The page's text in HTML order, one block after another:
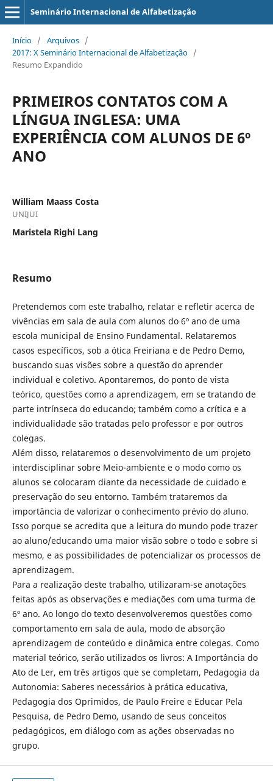
Seminário Internacional de Alfabetização
Início / Arquivos /
2017: X Seminário Internacional de Alfabetização /
Resumo Expandido
PRIMEIROS CONTATOS COM A
LÍNGUA INGLESA: UMA
EXPERIÊNCIA COM ALUNOS DE 6º
ANO
William Maass Costa
UNIJUI
Maristela Righi Lang
Resumo
Pretendemos com este trabalho, relatar e refletir acerca de
vivências em sala de aula com alunos do 6º ano de uma
escola municipal de Ensino Fundamental. Relataremos
casos específicos, sob a ótica Freiriana e de Pedro Demo,
buscando suas visões sobre a questão do aprender
individual e coletivo. Apontaremos, do ponto de vista
teórico, questões como a aprendizagem, em se tratando de
parte intrínseca do educando; também como a crítica e a
individualidade são tratadas pelo professor e por outros
colegas.
Além disso, relataremos o desenvolvimento de um projeto
interdisciplinar sobre Meio-ambiente e o modo como os
alunos se colocaram diante da necessidade de cuidado e
preservação do seu entorno. Também trataremos da
importância de valorizar o conhecimento prévio do aluno.
Isso porque se acredita que a leitura do mundo pode trazer
ao aluno/educando uma maior visão sobre o todo e sobre si
mesmo, e as possibilidades de potencializar os processos de
aprendizagem.
Para a realização deste trabalho, utilizaram-se anotações
feitas após as observações e mediações com uma turma de
6º ano. Ao longo do texto desenvolveremos questões como
comportamento em sala de aula, modo de absorção
aprendizagem de conteúdo e dinâmica entre colegas. Como
material teórico, serão utilizados os livros: A Importância do
Ato de Ler, em três artigos que se completam, Pedagogia da
Autonomia: Saberes necessários à prática educativa,
Pedagogia dos Oprimidos, de Paulo Freire e Educar Pela
Pesquisa, de Pedro Demo, usando de seus conceitos
pedagógicos, em diálogo com as ações observadas no
grupo.